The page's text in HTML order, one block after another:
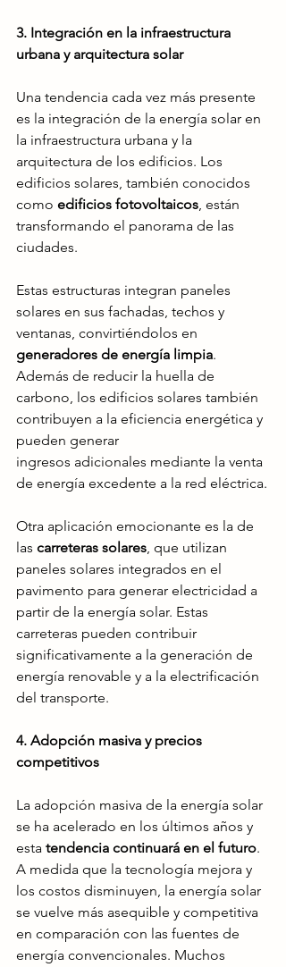
3. Integración en la infraestructura
urbana y arquitectura solar
Una tendencia cada vez más presente
es la integración de la energía solar en
la infraestructura urbana y la
arquitectura de los edificios. Los
edificios solares, también conocidos
como edificios fotovoltaicos, están
transformando el panorama de las
ciudades.
Estas estructuras integran paneles
solares en sus fachadas, techos y
ventanas, convirtiéndolos en
generadores de energía limpia.
Además de reducir la huella de
carbono, los edificios solares también
contribuyen a la eficiencia energética y
pueden generar
ingresos adicionales mediante la venta
de energía excedente a la red eléctrica.
Otra aplicación emocionante es la de
las carreteras solares, que utilizan
paneles solares integrados en el
pavimento para generar electricidad a
partir de la energía solar. Estas
carreteras pueden contribuir
significativamente a la generación de
energía renovable y a la electrificación
del transporte.
4. Adopción masiva y precios
competitivos
La adopción masiva de la energía solar
se ha acelerado en los últimos años y
esta tendencia continuará en el futuro.
A medida que la tecnología mejora y
los costos disminuyen, la energía solar
se vuelve más asequible y competitiva
en comparación con las fuentes de
energía convencionales. Muchos